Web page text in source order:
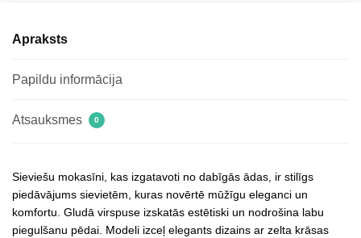
Apraksts
Papildu informācija
Atsauksmes 0
Sieviešu mokasīni, kas izgatavoti no dabīgās ādas, ir stilīgs
piedāvājums sievietēm, kuras novērtē mūžīgu eleganci un
komfortu. Gludā virspuse izskatās estētiski un nodrošina labu
piegulšanu pēdai. Modeli izceļ elegants dizains ar zelta krāsas